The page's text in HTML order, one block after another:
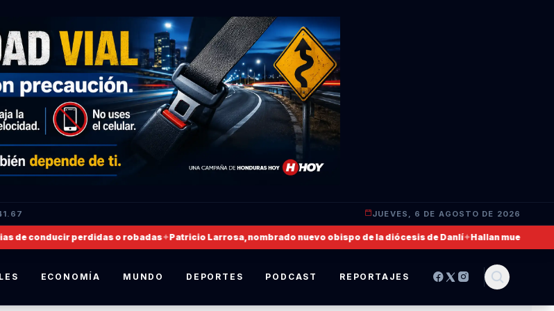
JUEVES, 6 DE AGOSTO DE 2026
conducir perdidas o robadas✦Patricio Larrosa, nombrado nuevo obispo de la diócesis de Danlí✦Hallan muerto a un
ECONOMÍA MUNDO DEPORTES PODCAST REPORTAJES